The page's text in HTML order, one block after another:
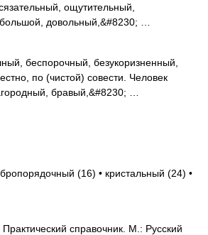
ощутительный,
довольный,&#8230; …
беспорочный, безукоризненный,
по (чистой) совести. Человек
бравый,&#8230; …
(16) • кристальный (24) •
справочник. М.: Русский